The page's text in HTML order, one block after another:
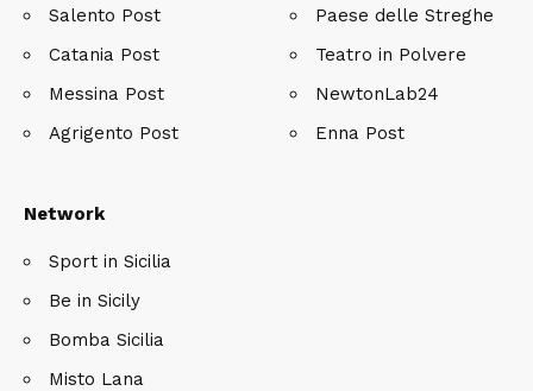
Salento Post
Catania Post
Messina Post
Agrigento Post
Paese delle Streghe
Teatro in Polvere
NewtonLab24
Enna Post
Network
Sport in Sicilia
Be in Sicily
Bomba Sicilia
Misto Lana